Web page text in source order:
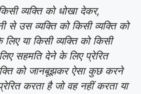
व्यक्ति को धोखा देकर,
से उस व्यक्ति को किसी व्यक्ति को
या किसी व्यक्ति को किसी
सहमति देने के लिए प्रेरित
को जानबूझकर ऐसा कुछ करने
करता है जो वह नहीं करता या